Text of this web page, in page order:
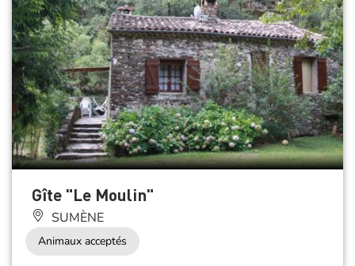
Gîte "Le Moulin"
SUMÈNE
Animaux acceptés